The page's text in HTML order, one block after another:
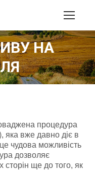
НА
процедура
яка вже давно діє в
чудова можливість
дозволяє
сторін ще до того, як